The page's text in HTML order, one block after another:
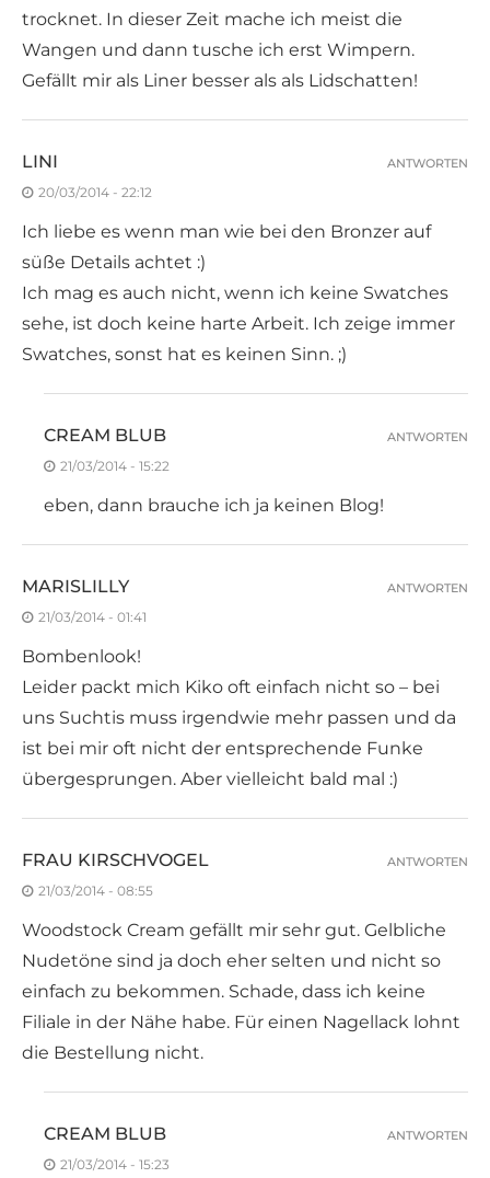
trocknet. In dieser Zeit mache ich meist die
Wangen und dann tusche ich erst Wimpern.
Gefällt mir als Liner besser als als Lidschatten!
LINI
20/03/2014 - 22:12
Ich liebe es wenn man wie bei den Bronzer auf
süße Details achtet :)
Ich mag es auch nicht, wenn ich keine Swatches
sehe, ist doch keine harte Arbeit. Ich zeige immer
Swatches, sonst hat es keinen Sinn. ;)
ANTWORTEN
CREAM BLUB
21/03/2014 - 15:22
eben, dann brauche ich ja keinen Blog!
ANTWORTEN
MARISLILLY
21/03/2014 - 01:41
Bombenlook!
Leider packt mich Kiko oft einfach nicht so – bei
uns Suchtis muss irgendwie mehr passen und da
ist bei mir oft nicht der entsprechende Funke
übergesprungen. Aber vielleicht bald mal :)
ANTWORTEN
FRAU KIRSCHVOGEL
21/03/2014 - 08:55
Woodstock Cream gefällt mir sehr gut. Gelbliche
Nudetöne sind ja doch eher selten und nicht so
einfach zu bekommen. Schade, dass ich keine
Filiale in der Nähe habe. Für einen Nagellack lohnt
die Bestellung nicht.
ANTWORTEN
CREAM BLUB
21/03/2014 - 15:23
ANTWORTEN